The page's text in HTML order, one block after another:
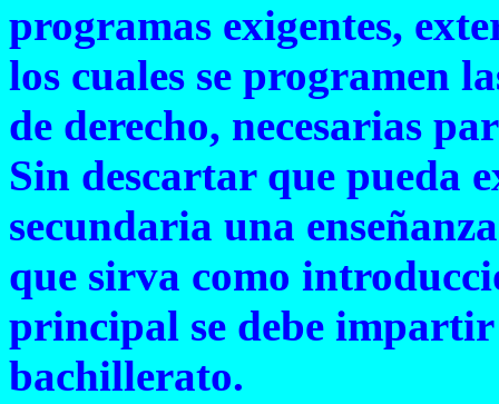
programas exigentes,
los cuales se programen
de derecho, necesarias
Sin descartar que pueda
secundaria una
que sirva como
principal se debe impartir
bachillerato.